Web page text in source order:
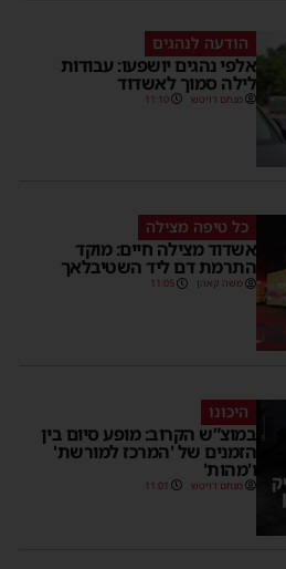
הודעה לנהגים
אלפי נהגים יושפעו: עבודות
לילה סמוך לאשדוד
מנחם דויטש 11:10
כל טיפה מצילה
אשדוד מצילה חיים: מוקד
התרמת דם ליד השטיבלאך
משה קאהן 11:05
היכונו
במוצ”ש הקרוב: מופע סיום בין
הזמנים של 'המרכז למורשת'
ו'מהות'
מנחם דויטש 11:01